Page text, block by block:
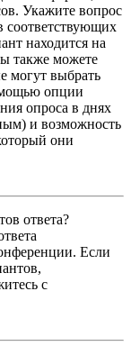
Укажите вопрос
соответствующих
находится на
также можете
могут выбрать
опции
опроса в днях
и возможность
они
ответа?
Если
с